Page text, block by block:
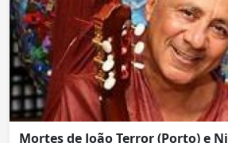
Mortes de João Terror (Porto) e